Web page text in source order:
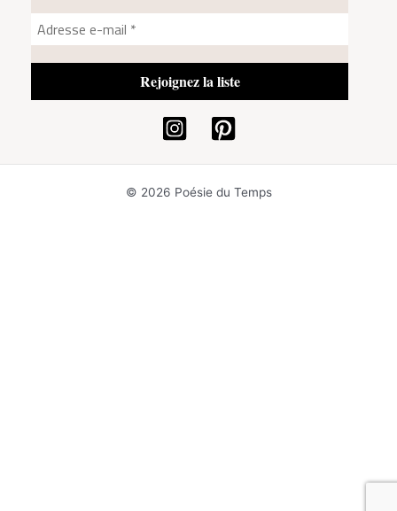
© 2026 Poésie du Temps